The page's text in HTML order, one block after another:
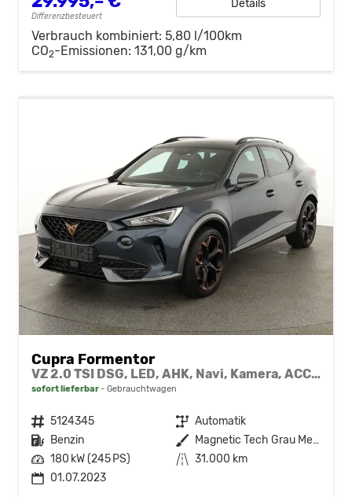
Differenzbesteuert
Details
Verbrauch kombiniert: 5,80 l/100km
CO2-Emissionen: 131,00 g/km
Cupra Formentor
VZ 2.0 TSI DSG, LED, AHK, Navi, Kamera, ACC, Side, 19-Zoll
sofort lieferbar Gebrauchtwagen
Fahrzeugnr. 5124345 Getriebe Automatik
Kraftstoff Benzin Außenfarbe
Magnetic Tech Grau Metallic
Leistung 180 kW (245 PS) Kilometerstand 31.000 km
01.07.2023